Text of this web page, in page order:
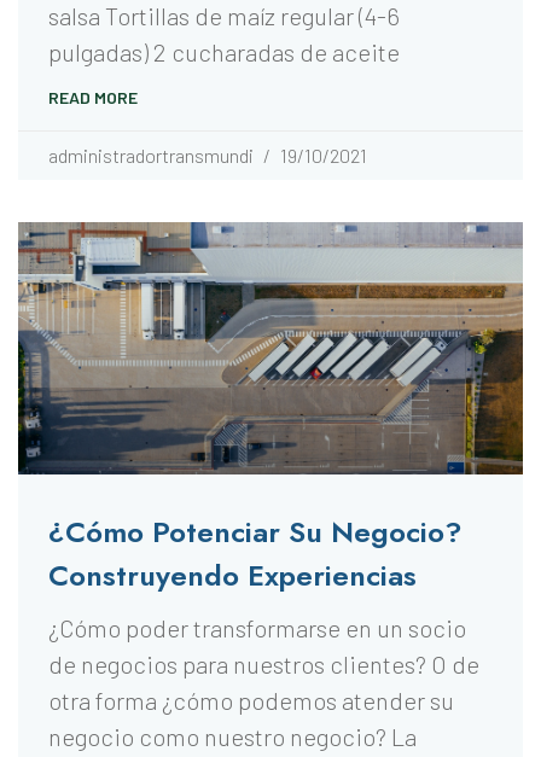
salsa Tortillas de maíz regular (4-6
pulgadas) 2 cucharadas de aceite
READ MORE
administradortransmundi 19/10/2021
¿Cómo Potenciar Su Negocio?
Construyendo Experiencias
¿Cómo poder transformarse en un socio
de negocios para nuestros clientes? O de
otra forma ¿cómo podemos atender su
negocio como nuestro negocio? La